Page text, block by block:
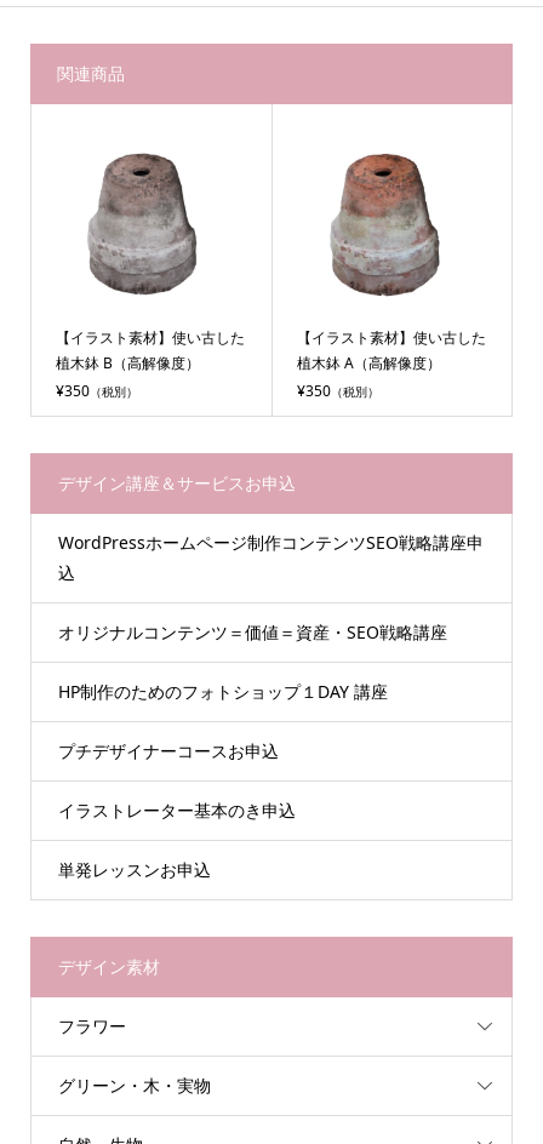
関連商品
【イラスト素材】使い古した
植木鉢 B（高解像度）
¥350（税別）
【イラスト素材】使い古した
植木鉢 A（高解像度）
¥350（税別）
デザイン講座＆サービスお申込
WordPressホームページ制作コンテンツSEO戦略講座申
込
オリジナルコンテンツ＝価値＝資産・SEO戦略講座
HP制作のためのフォトショップ１DAY 講座
プチデザイナーコースお申込
イラストレーター基本のき申込
単発レッスンお申込
デザイン素材
フラワー
グリーン・木・実物